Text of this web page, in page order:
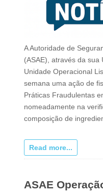
A Autoridade de
(ASAE), através da sua
Unidade Operacional
semana uma ação de
Práticas Fraudulentas
nomeadamente na
composição de
Read more...
ASAE